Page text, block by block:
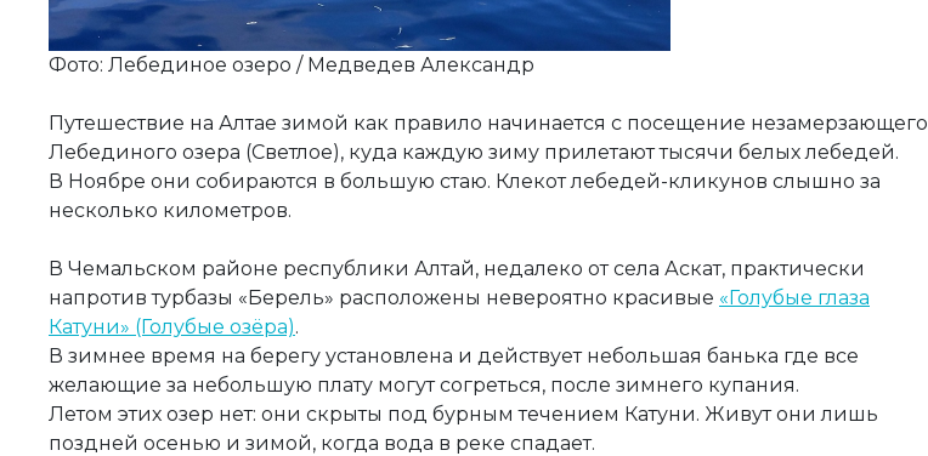
Фото: Лебединое озеро / Медведев Александр
Путешествие на Алтае зимой как правило начинается с посещение незамерзающего
Лебединого озера (Светлое), куда каждую зиму прилетают тысячи белых лебедей.
В Ноябре они собираются в большую стаю. Клекот лебедей-кликунов слышно за
несколько километров.
В Чемальском районе республики Алтай, недалеко от села Аскат, практически
напротив турбазы «Берель» расположены невероятно красивые «Голубые глаза
Катуни» (Голубые озёра).
В зимнее время на берегу установлена и действует небольшая банька где все
желающие за небольшую плату могут согреться, после зимнего купания.
Летом этих озер нет: они скрыты под бурным течением Катуни. Живут они лишь
поздней осенью и зимой, когда вода в реке спадает.